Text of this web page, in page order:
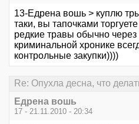
13-Едрена вошь > куплю
таки, вы тапочками
редкие травы обычно
криминальной хронике
контрольные закупки))))
Re: Опухла десна, что
Едрена вошь
17 - 21.11.2010 - 20:34